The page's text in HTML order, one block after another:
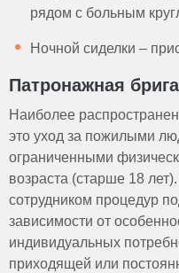
рядом с больным
Ночной сиделки –
Патронажная
Наиболее
это уход за пожилыми
ограниченными
возраста (старше 18
сотрудником процедур
зависимости от
индивидуальных
приходящей или